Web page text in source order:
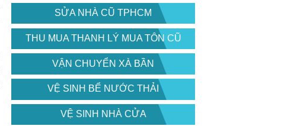
SỬA NHÀ CŨ TPHCM
THU MUA THANH LÝ MUA TÔN CŨ
VẬN CHUYỂN XÀ BẦN
VỆ SINH BỂ NƯỚC THẢI
VỆ SINH NHÀ CỬA